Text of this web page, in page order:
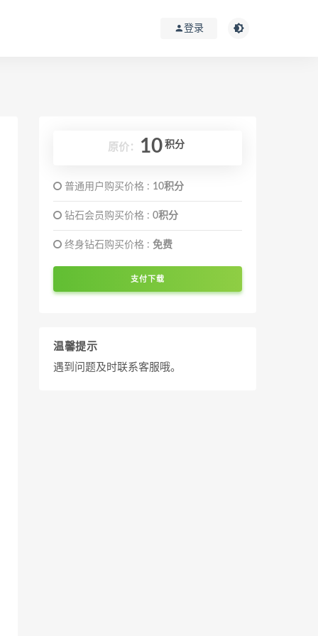
登录
原价： 10 积分
普通用户购买价格 : 10积分
钻石会员购买价格 : 0积分
终身钻石购买价格 : 免费
支付下载
温馨提示
遇到问题及时联系客服哦。